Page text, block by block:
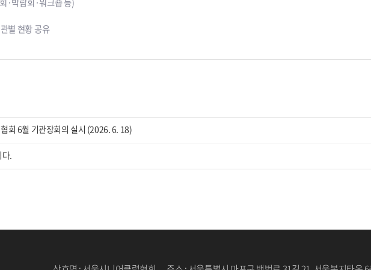
별 현황 공유
회 6월 기관장회의 실시 (2026. 6. 18)
.